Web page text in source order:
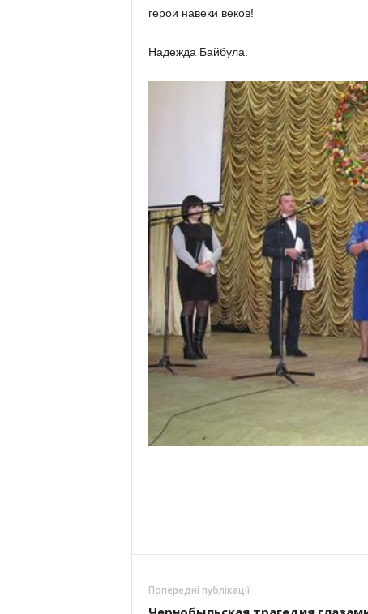
герои навеки веков!
Надежда Байбула.
Попередні публікації